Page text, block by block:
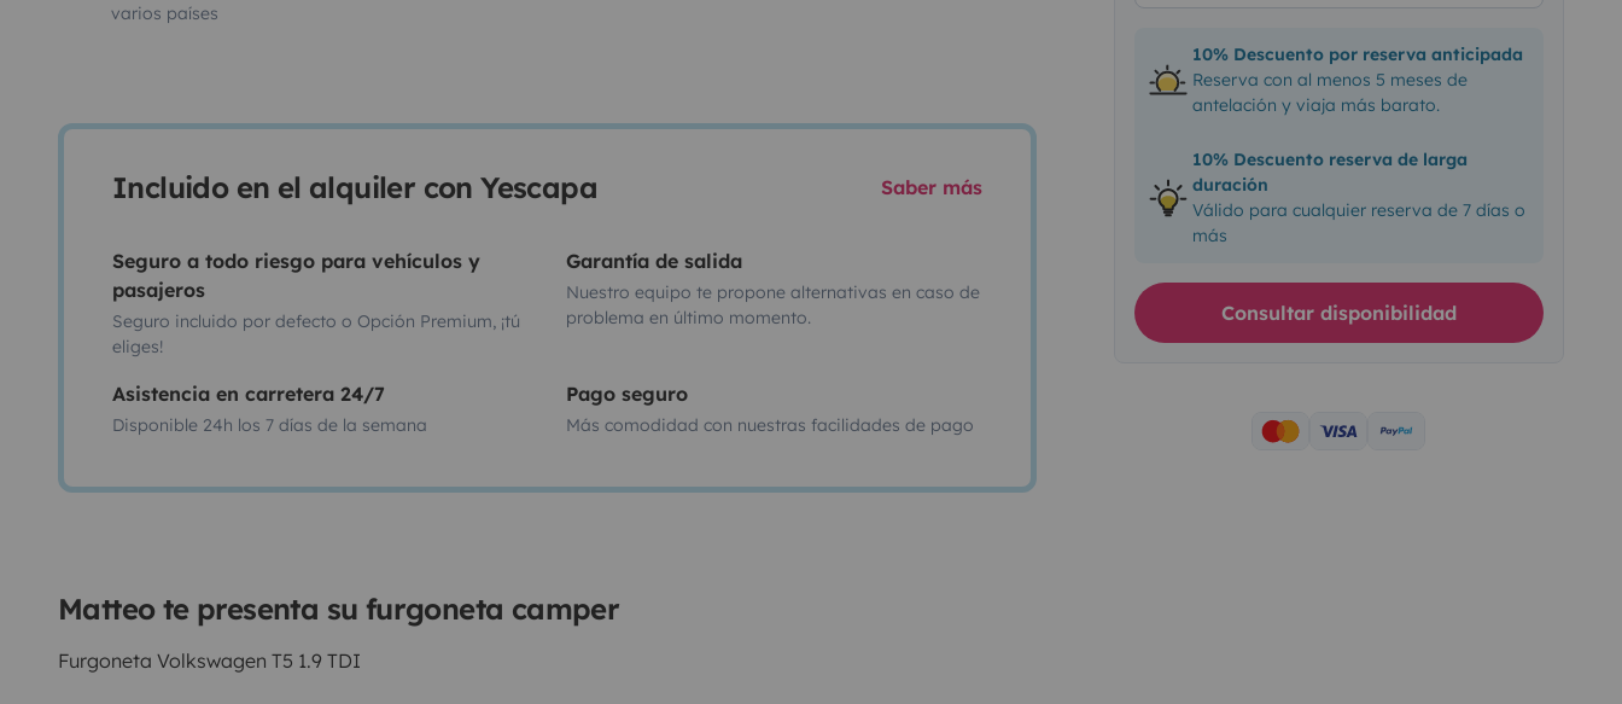
varios países
Incluido en el alquiler con Yescapa Saber más
Seguro a todo riesgo para vehículos y
pasajeros
Seguro incluido por defecto o Opción Premium, ¡tú
eliges!
Garantía de salida
Nuestro equipo te propone alternativas en caso de
problema en último momento.
Asistencia en carretera 24/7
Disponible 24h los 7 días de la semana
Pago seguro
Más comodidad con nuestras facilidades de pago
Matteo te presenta su furgoneta camper
Furgoneta Volkswagen T5 1.9 TDI
10% Descuento por reserva anticipada
Reserva con al menos 5 meses de
antelación y viaja más barato.
10% Descuento reserva de larga
duración
Válido para cualquier reserva de 7 días o
más
Consultar disponibilidad